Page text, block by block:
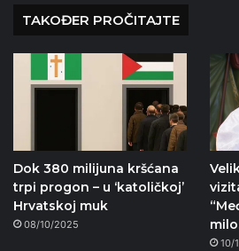
TAKOĐER PROČITAJTE
Dok 380 milijuna kršćana
trpi progon – u ‘katoličkoj’
Hrvatskoj muk
08/10/2025
10/